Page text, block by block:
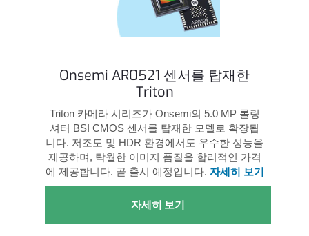
Onsemi AR0521 센서를 탑재한
Triton
Triton 카메라 시리즈가 Onsemi의 5.0 MP 롤링
셔터 BSI CMOS 센서를 탑재한 모델로 확장됩
니다. 저조도 및 HDR 환경에서도 우수한 성능을
제공하며, 탁월한 이미지 품질을 합리적인 가격
에 제공합니다. 곧 출시 예정입니다. 자세히 보기
자세히 보기